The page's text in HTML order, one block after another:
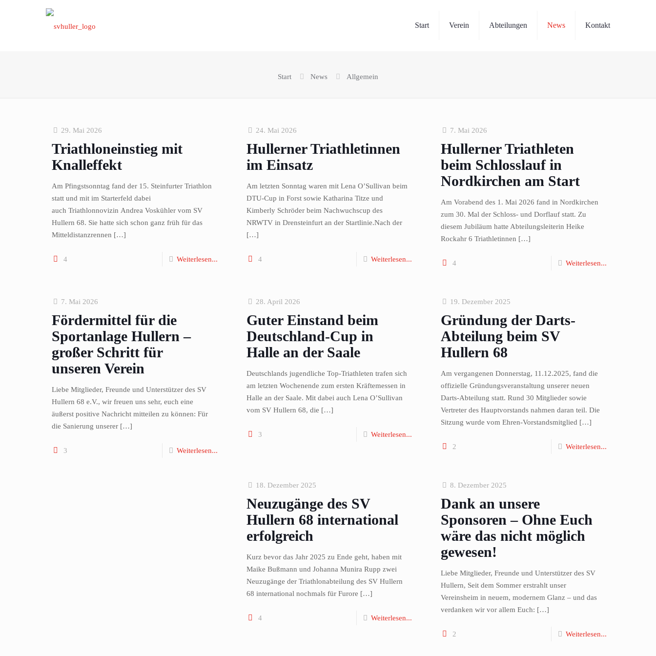
Start Verein Abteilungen News Kontakt
Start News Allgemein
29. Mai 2026
Triathloneinstieg mit
Knalleffekt
Am Pfingstsonntag fand der 15. Steinfurter Triathlon
statt und mit im Starterfeld dabei
auch Triathlonnovizin Andrea Voskühler vom SV
Hullern 68. Sie hatte sich schon ganz früh für das
Mitteldistanzrennen […]
4 Weiterlesen...
24. Mai 2026
Hullerner Triathletinnen
im Einsatz
Am letzten Sonntag waren mit Lena O’Sullivan beim
DTU-Cup in Forst sowie Katharina Titze und
Kimberly Schröder beim Nachwuchscup des
NRWTV in Drensteinfurt an der Startlinie.Nach der
[…]
4 Weiterlesen...
7. Mai 2026
Hullerner Triathleten
beim Schlosslauf in
Nordkirchen am Start
Am Vorabend des 1. Mai 2026 fand in Nordkirchen
zum 30. Mal der Schloss- und Dorflauf statt. Zu
diesem Jubiläum hatte Abteilungsleiterin Heike
Rockahr 6 Triathletinnen […]
4 Weiterlesen...
7. Mai 2026
Fördermittel für die
Sportanlage Hullern –
großer Schritt für
unseren Verein
Liebe Mitglieder, Freunde und Unterstützer des SV
Hullern 68 e.V., wir freuen uns sehr, euch eine
äußerst positive Nachricht mitteilen zu können: Für
die Sanierung unserer[…]
3 Weiterlesen...
28. April 2026
Guter Einstand beim
Deutschland-Cup in
Halle an der Saale
Deutschlands jugendliche Top-Triathleten trafen sich
am letzten Wochenende zum ersten Kräftemessen in
Halle an der Saale. Mit dabei auch Lena O’Sullivan
vom SV Hullern 68, die […]
3 Weiterlesen...
19. Dezember 2025
Gründung der Darts-
Abteilung beim SV
Hullern 68
Am vergangenen Donnerstag, 11.12.2025, fand die
offizielle Gründungsveranstaltung unserer neuen
Darts-Abteilung statt. Rund 30 Mitglieder sowie
Vertreter des Hauptvorstands nahmen daran teil. Die
Sitzung wurde vom Ehren-Vorstandsmitglied […]
2 Weiterlesen...
18. Dezember 2025
Neuzugänge des SV
Hullern 68 international
erfolgreich
Kurz bevor das Jahr 2025 zu Ende geht, haben mit
Maike Bußmann und Johanna Munira Rupp zwei
Neuzugänge der Triathlonabteilung des SV Hullern
68 international nochmals für Furore […]
4 Weiterlesen...
8. Dezember 2025
Dank an unsere
Sponsoren – Ohne Euch
wäre das nicht möglich
gewesen!
Liebe Mitglieder, Freunde und Unterstützer des SV
Hullern, Seit dem Sommer erstrahlt unser
Vereinsheim in neuem, modernem Glanz – und das
verdanken wir vor allem Euch: […]
2 Weiterlesen...